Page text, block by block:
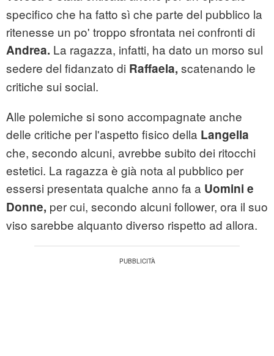
specifico che ha fatto sì che parte del pubblico la
ritenesse un po' troppo sfrontata nei confronti di
Andrea. La ragazza, infatti, ha dato un morso sul
sedere del fidanzato di Raffaela, scatenando le
critiche sui social.
Alle polemiche si sono accompagnate anche
delle critiche per l'aspetto fisico della Langella
che, secondo alcuni, avrebbe subito dei ritocchi
estetici. La ragazza è già nota al pubblico per
essersi presentata qualche anno fa a Uomini e
Donne, per cui, secondo alcuni follower, ora il suo
viso sarebbe alquanto diverso rispetto ad allora.